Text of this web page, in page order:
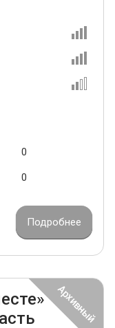
0
0
Подробнее